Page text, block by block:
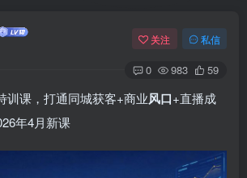
关注 私信
0 983 59
训课，打通同城获客+商业风口+直播成
年4月新课